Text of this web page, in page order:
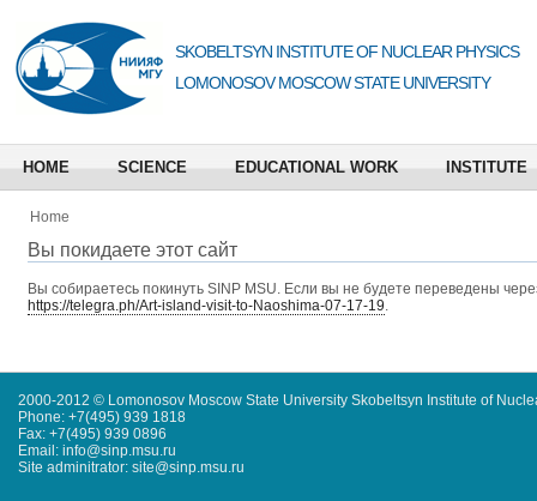
SKOBELTSYN INSTITUTE OF NUCLEAR PHYSICS
LOMONOSOV MOSCOW STATE UNIVERSITY
HOME SCIENCE EDUCATIONAL WORK INSTITUTE
Home
Вы покидаете этот сайт
Вы собираетесь покинуть SINP MSU. Если вы не будете переведены
https://telegra.ph/Art-island-visit-to-Naoshima-07-17-19.
2000-2012 © Lomonosov Moscow State University Skobeltsyn Institute of
Phone: +7(495) 939 1818
Fax: +7(495) 939 0896
Email: info@sinp.msu.ru
Site adminitrator: site@sinp.msu.ru